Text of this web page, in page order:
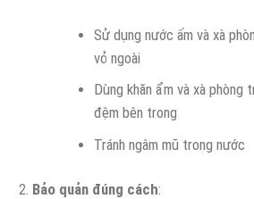
Sử dụng nước ấm và xà
vỏ ngoài
Dùng khăn ẩm và xà phòng
đệm bên trong
Tránh ngâm mũ trong nước
Bảo quản đúng cách: